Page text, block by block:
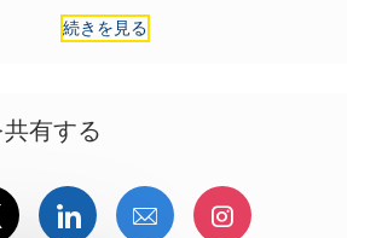
続きを見る
有する
でシェア
ツイッターで共有
LinkedInで共有
メールで共有Instagram